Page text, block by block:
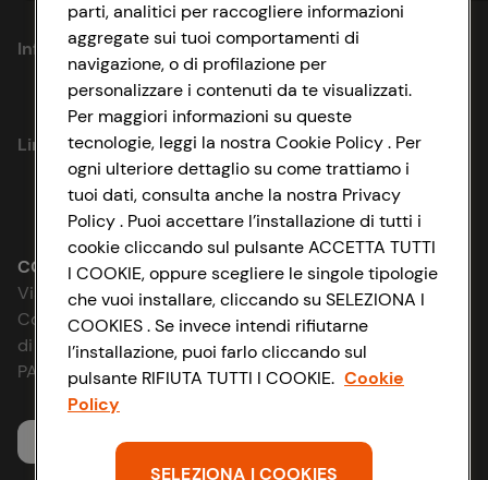
Informazioni
Privacy Policy
Cookie Policy
Impostazioni Cookie
Accessibilità
D&I e Parità di Genere
Strategia Fiscale
Link utili
Lavora con noi
Le cooperative
News & Approfondimenti
Richiami prodotto
Whistleblowing
CONAD SOCIETÀ COOPERATIVA
Via Michelino, 59 | 40127 BOLOGNA
Codice Fiscale e Registro Imprese
di Bologna 00865960157
PARTITA IVA 03320960374
Servizio clienti
parti, analitici per raccogliere informazioni
aggregate sui tuoi comportamenti di
navigazione, o di profilazione per
personalizzare i contenuti da te visualizzati.
Per maggiori informazioni su queste
tecnologie, leggi la nostra Cookie Policy . Per
ogni ulteriore dettaglio su come trattiamo i
tuoi dati, consulta anche la nostra Privacy
Policy . Puoi accettare l’installazione di tutti i
cookie cliccando sul pulsante ACCETTA TUTTI
I COOKIE, oppure scegliere le singole tipologie
che vuoi installare, cliccando su SELEZIONA I
COOKIES . Se invece intendi rifiutarne
l’installazione, puoi farlo cliccando sul
pulsante RIFIUTA TUTTI I COOKIE. Cookie
Policy
SELEZIONA I COOKIES